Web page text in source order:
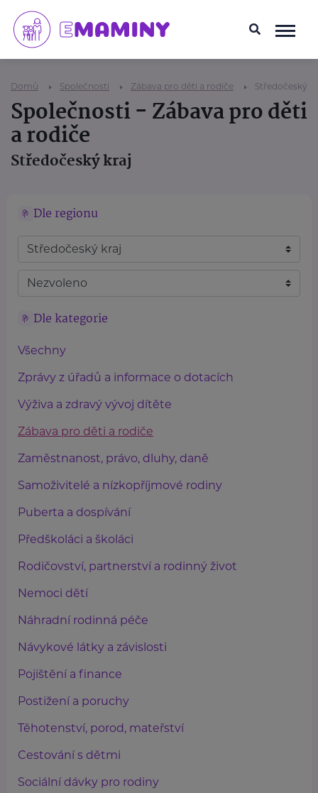
Domů Společnosti Zábava pro děti a rodiče Středočeský
Společnosti - Zábava pro děti
a rodiče
Středočeský kraj
Dle regionu
Dle kategorie
Všechny
Zprávy z úřadů a informace o dotacích
Výživa a zdravý vývoj dítěte
Zábava pro děti a rodiče
Zaměstnanost, právo, dluhy, daně
Samoživitelé a nízkopříjmové rodiny
Puberta a dospívání
Předškoláci a školáci
Rodičovství, partnerství a rodinný život
Nemoci dětí
Náhradní rodinná péče
Návykové látky a závislosti
Pojištění a finance
Postižení a poruchy
Těhotenství, porod, mateřství
Cestování s dětmi
Sociální dávky pro rodiny